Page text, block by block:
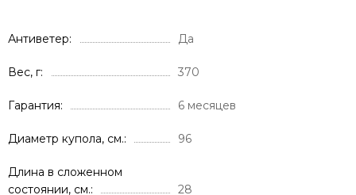
Антиветер Да
Вес, г 370
Гарантия 6 месяцев
Диаметр купола, см. 96
Длина в сложенном
состоянии, см.
28